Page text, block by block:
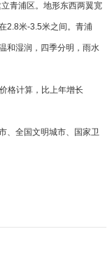
青浦区。地形东西两翼宽
2.8米-3.5米之间。青浦
和湿润，四季分明，雨水
格计算，比上年增长
、 全国文明城市、 国家卫